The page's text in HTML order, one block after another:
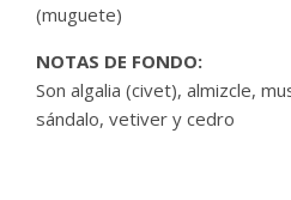
(muguete)
NOTAS DE FONDO:
Son algalia (civet), almizcle,
sándalo, vetiver y cedro